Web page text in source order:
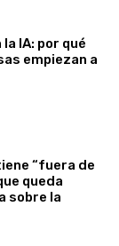
la IA: por qué
empiezan a
“fuera de
queda
sobre la